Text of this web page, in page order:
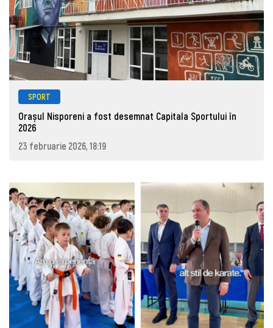
SPORT
Orașul Nisporeni a fost desemnat Capitala Sportului în
2026
23 februarie 2026, 18:19